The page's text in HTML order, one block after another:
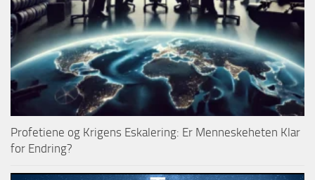
Profetiene og Krigens Eskalering: Er Menneskeheten Klar
for Endring?